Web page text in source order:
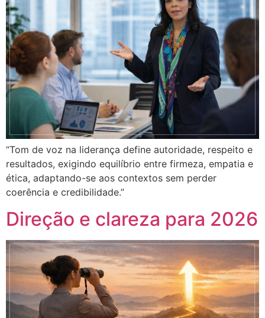
“Tom de voz na liderança define autoridade, respeito e
resultados, exigindo equilíbrio entre firmeza, empatia e
ética, adaptando-se aos contextos sem perder
coerência e credibilidade.”
Direção e clareza para 2026